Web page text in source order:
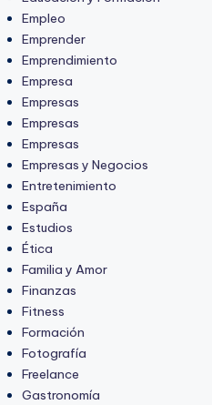
Empleo
Emprender
Emprendimiento
Empresa
Empresas
Empresas
Empresas
Empresas y Negocios
Entretenimiento
España
Estudios
Ética
Familia y Amor
Finanzas
Fitness
Formación
Fotografía
Freelance
Gastronomía